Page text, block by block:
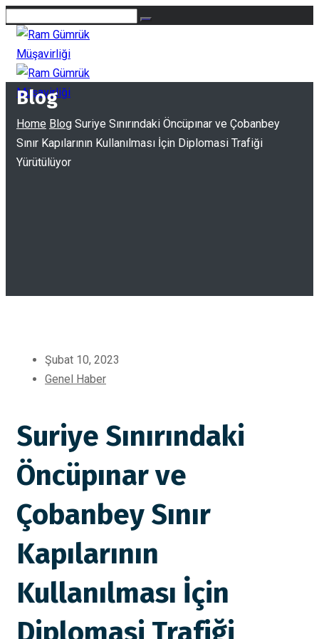
Blog
Home Blog Suriye Sınırındaki Öncüpınar ve Çobanbey
Sınır Kapılarının Kullanılması İçin Diplomasi Trafiği
Yürütülüyor
Şubat 10, 2023
Genel Haber
Suriye Sınırındaki
Öncüpınar ve
Çobanbey Sınır
Kapılarının
Kullanılması İçin